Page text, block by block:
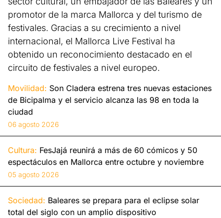
promotor de la marca Mallorca y del turismo de
festivales. Gracias a su crecimiento a nivel
internacional, el Mallorca Live Festival ha
obtenido un reconocimiento destacado en el
circuito de festivales a nivel europeo.
Movilidad: Son Cladera estrena tres nuevas estaciones
de Bicipalma y el servicio alcanza las 98 en toda la
ciudad
06 agosto 2026
Cultura: FesJajá reunirá a más de 60 cómicos y 50
espectáculos en Mallorca entre octubre y noviembre
05 agosto 2026
Sociedad: Baleares se prepara para el eclipse solar
total del siglo con un amplio dispositivo